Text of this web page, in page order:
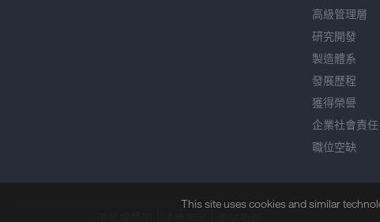
高級管理層
研究開發
製造體系
發展歷程
獲得榮譽
企業社會責任
職位空缺
This site uses cookies and similar